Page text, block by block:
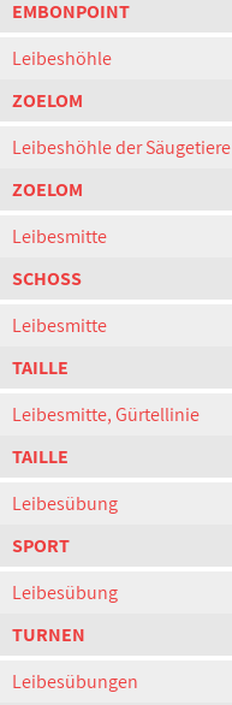
EMBONPOINT
Leibeshöhle
ZOELOM
Leibeshöhle der Säugetiere
ZOELOM
Leibesmitte
SCHOSS
Leibesmitte
TAILLE
Leibesmitte, Gürtellinie
TAILLE
Leibesübung
SPORT
Leibesübung
TURNEN
Leibesübungen